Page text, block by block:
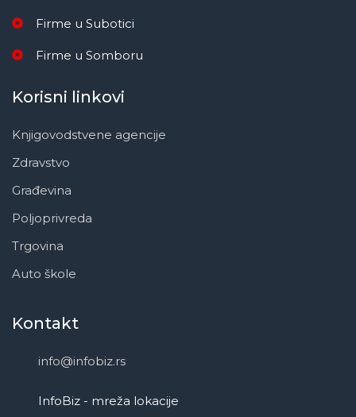
Firme u Subotici
Firme u Somboru
Korisni linkovi
Knjigovodstvene agencije
Zdravstvo
Građevina
Poljoprivreda
Trgovina
Auto škole
Kontakt
info@infobiz.rs
InfoBiz - mreža lokacije